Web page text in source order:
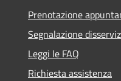
Prenotazione
Segnalazione
Leggi le FAQ
Richiesta assistenza